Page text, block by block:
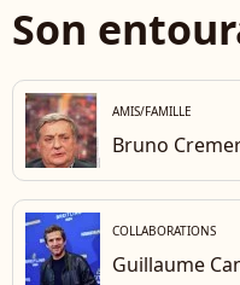
Son
AMIS/FAMILLE
Bruno
COLLABORATIONS
Guillaume